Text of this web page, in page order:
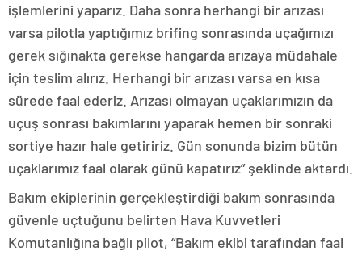
işlemlerini yaparız. Daha sonra herhangi bir arızası
varsa pilotla yaptığımız brifing sonrasında uçağımızı
gerek sığınakta gerekse hangarda arızaya müdahale
için teslim alırız. Herhangi bir arızası varsa en kısa
sürede faal ederiz. Arızası olmayan uçaklarımızın da
uçuş sonrası bakımlarını yaparak hemen bir sonraki
sortiye hazır hale getiririz. Gün sonunda bizim bütün
uçaklarımız faal olarak günü kapatırız” şeklinde aktardı.
Bakım ekiplerinin gerçekleştirdiği bakım sonrasında
güvenle uçtuğunu belirten Hava Kuvvetleri
Komutanlığına bağlı pilot, “Bakım ekibi tarafından faal